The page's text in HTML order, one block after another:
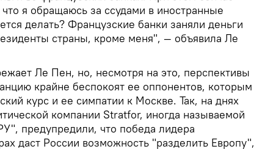
я обращаюсь за ссудами в иностранные
делать? Французские банки заняли деньги
страны, кроме меня", — объявила Ле
Ле Пен, но, несмотря на это, перспективы
крайне беспокоят ее оппонентов, которым
курс и ее симпатии к Москве. Так, на днях
компании Stratfor, иногда называемой
предупредили, что победа лидера
даст России возможность "разделить Европу",